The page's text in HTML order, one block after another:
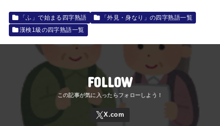
「ふ」で始まる四字熟語
「外見・身なり」の四字熟語一覧
漢検1級の四字熟語一覧
FOLLOW